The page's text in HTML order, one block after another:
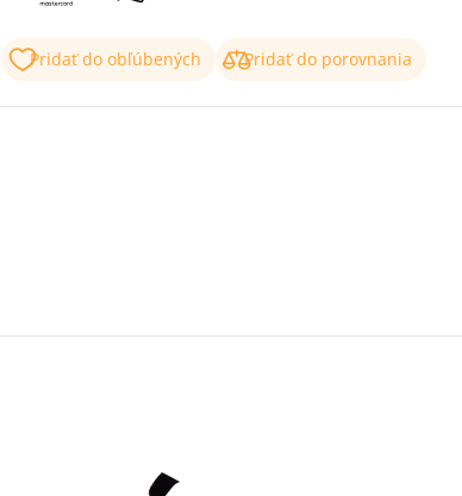
Pridať do obľúbených
Pridať do porovnania